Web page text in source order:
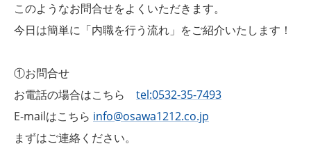
このようなお問合せをよくいただきます。
今日は簡単に「内職を行う流れ」をご紹介いたします！
①お問合せ
お電話の場合はこちら tel:0532-35-7493
E-mailはこちら info@osawa1212.co.jp
まずはご連絡ください。